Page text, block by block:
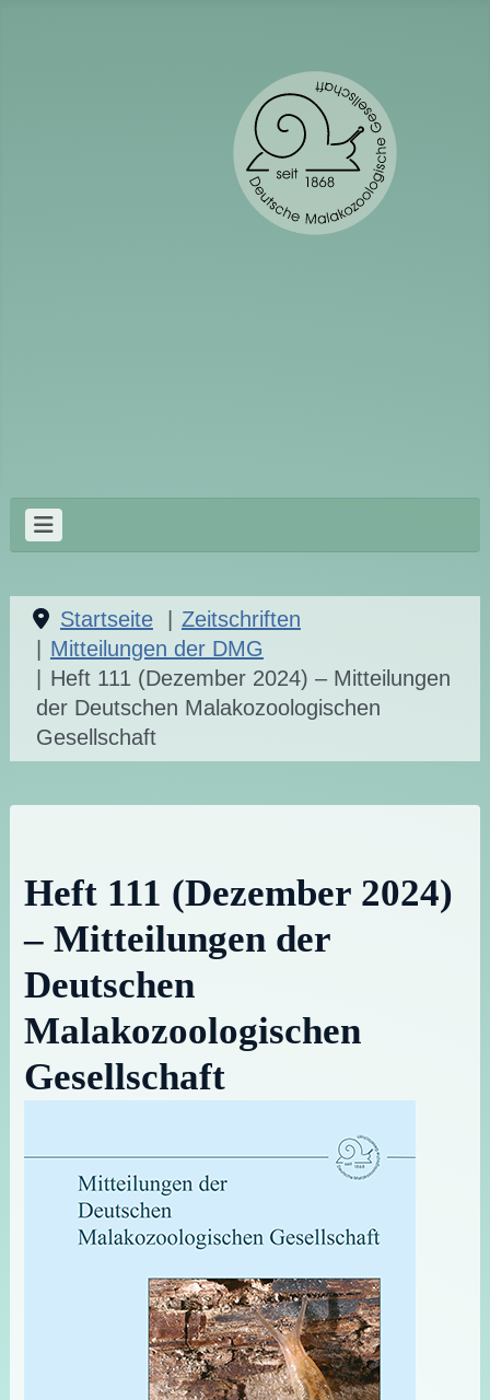
Startseite
Zeitschriften
Mitteilungen der DMG
Heft 111 (Dezember 2024) – Mitteilungen
der Deutschen Malakozoologischen
Gesellschaft
Heft 111 (Dezember 2024)
– Mitteilungen der
Deutschen
Malakozoologischen
Gesellschaft